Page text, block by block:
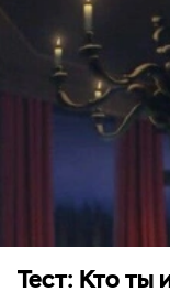
Тест: Кто ты